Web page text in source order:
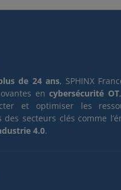
de 24 ans, SPHINX
encybersécurité OT,
et optimiser les
secteurs clés comme
4.0.